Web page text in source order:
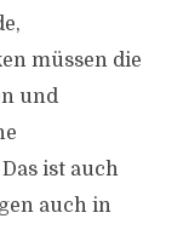
müssen die
und
ist auch
auch in